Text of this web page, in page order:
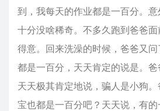
到，我每天的作业都是一百分。
十分没啥稀奇。不多久跑到爸爸
得意。回来洗澡的时候，爸爸又
都是一百分，天天肯定的说是。
天天极其肯定地说，骗人是小狗
宝也都是一百分吧？天天说，有